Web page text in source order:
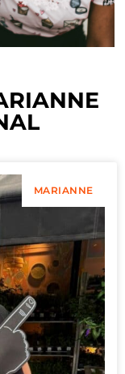
MARIANNE